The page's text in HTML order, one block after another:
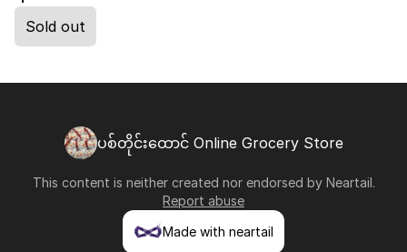
Sold out
ပစ်တိုင်းထောင် Online Grocery Store
This content is neither created nor endorsed by Neartail.
Report abuse
Made with neartail